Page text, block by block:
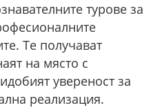
турове за
Те получават
на място с
увереност за
реализация.